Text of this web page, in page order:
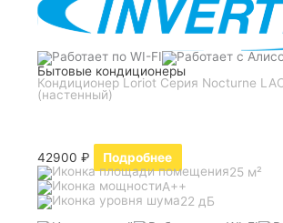
Бытовые кондиционеры
Кондиционер Loriot Серия Nocturne
(настенный)
42900₽
Подробнее
25 м²
A++
22 дБ